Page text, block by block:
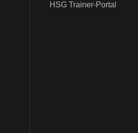
HSG Trainer-Portal